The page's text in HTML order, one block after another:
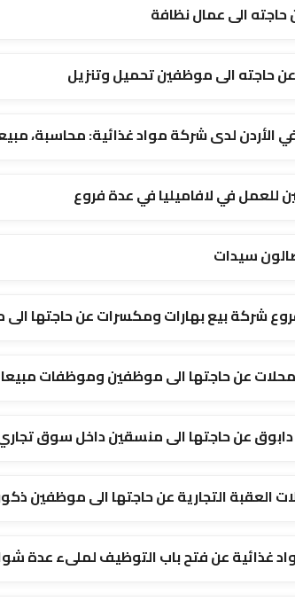
الى عمال نظافة
حاجته الى موظفين تحميل وتنزيل
الأردن لدى شركة مواد غذائية: محاسبة،
في لافاميليا في عدة فروع
سيدات
شركة بيع بهارات ومكسرات عن حاجتها
عن حاجتها الى موظفين وموظفات
عن حاجتها الى منسقين داخل سوق
العقبة التجارية عن حاجتها الى موظفين
غذائية عن فتح باب التوظيف لملىء عدة